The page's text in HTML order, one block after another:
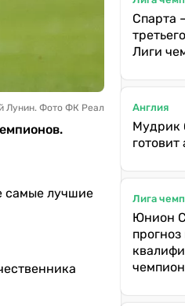
Лунин. Фото ФК Реал
самые лучшие
Спарта
Лиги
Англия
Мудрик
Лига
Юнион